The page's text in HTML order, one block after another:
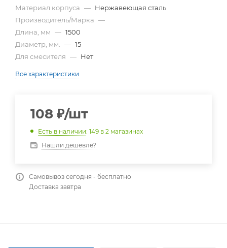
Материал корпуса — Нержавеющая сталь
Производитель/Марка —
Длина, мм — 1500
Диаметр, мм.
— 15
Для смесителя — Нет
Все характеристики
108 ₽/шт
Есть в наличии: 149 в 2 магазинах
Нашли дешевле?
Самовывоз сегодня - бесплатно
Доставка завтра